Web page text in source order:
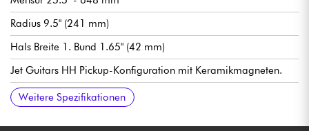
Radius 9.5" (241 mm)
Hals Breite 1. Bund 1.65" (42 mm)
Jet Guitars HH Pickup-Konfiguration mit Keramikmagneten.
Allgemeine Lautstärke
Allgemeiner Ton
3-fach Tonabnehmerwahlschalter
Fester Steg Jet Guitars
Stimmmechaniken Jet Guitar
Sattel aus Knochen
Hochglanz Korpus Finish
Hals hochglanzpoliert
Empfohlene Saitenstärken (Standard-Stimmung): 9.42, 9.46
Weitere Spezifikationen